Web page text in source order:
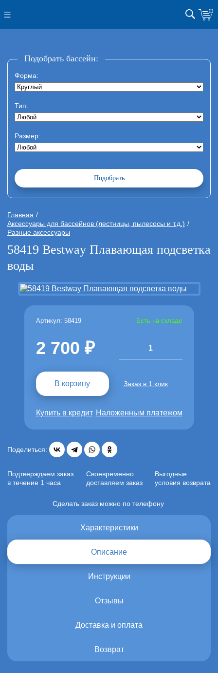
Подобрать бассейн:
Форма:
Тип:
Размер:
Главная
Аксессуары для бассейнов (лестницы, пылесосы и т.д.)
Разные аксессуары
58419 Bestway Плавающая подсветка
воды
Артикул: 58419 Есть на складе
2 700 1
В корзину Заказ в 1 клик
Купить в кредит Наложенным платежом
Поделиться:
Подтверждаем заказ
в течение 1 часа
Своевременно
доставляем заказ
Выгодные
условия возврата
Сделать заказ можно по телефону
Характеристики
Описание
Инструкции
Отзывы
Доставка и оплата
Возврат